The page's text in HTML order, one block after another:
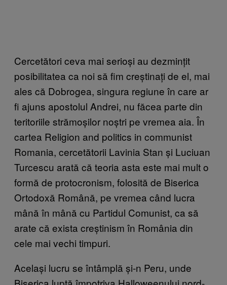
Cercetători ceva mai serioși au dezmințit
posibilitatea ca noi să fim creștinați de el, mai
ales că Dobrogea, singura regiune în care ar
fi ajuns apostolul Andrei, nu făcea parte din
teritoriile strămoșilor noștri pe vremea aia. În
cartea Religion and politics in communist
Romania, cercetătorii Lavinia Stan și Luciuan
Turcescu arată că teoria asta este mai mult o
formă de protocronism, folosită de Biserica
Ortodoxă Română, pe vremea când lucra
mână în mână cu Partidul Comunist, ca să
arate că exista creștinism în România din
cele mai vechi timpuri.
Același lucru se întâmplă și-n Peru, unde